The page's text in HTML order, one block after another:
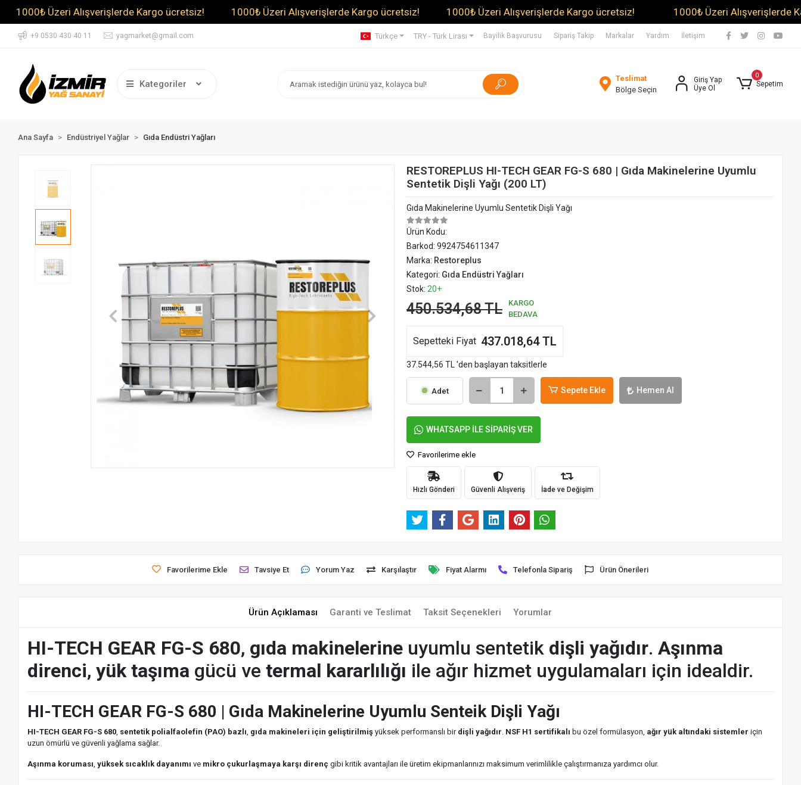
Üzeri Alışverişlerde Kargo ücretsiz! 1000₺ Üzeri Alışverişlerde Kargo ücretsiz! 1000₺ Üzeri Alışverişlerde Kargo ücretsiz! 1000₺ Üzeri Alışverişlerde Kargo
+9 0530 430 40 11 yagmarket@gmail.com Türkçe TRY - Türk Lirası Bayilik Başvurusu Sipariş Takip Markalar Yardım İletişim
Kategoriler
Teslimat
Bölge Seçin
Giriş Yap
Üye Ol
0
Sepetim
Ana Sayfa Endüstriyel Yağlar Gıda Endüstri Yağları
RESTOREPLUS HI-TECH GEAR FG-S 680 | Gıda Makinelerine Uyumlu
Sentetik Dişli Yağı (200 LT)
Gıda Makinelerine Uyumlu Sentetik Dişli Yağı
Ürün Kodu:
Barkod: 9924754611347
Marka: Restoreplus
Kategori: Gıda Endüstri Yağları
Stok: 20+
450.534,68 TL
KARGO
BEDAVA
Sepetteki Fiyat 437.018,64 TL
37.544,56 TL 'den başlayan taksitlerle
Adet Sepete Ekle Hemen Al
WHATSAPP İLE SİPARİŞ VER
Favorilerime ekle
Hızlı Gönderi Güvenli Alışveriş İade ve Değişim
Favorilerime Ekle Tavsiye Et Yorum Yaz Karşılaştır Fiyat Alarmı Telefonla Sipariş Ürün Önerileri
Ürün Açıklaması Garanti ve Teslimat Taksit Seçenekleri Yorumlar
HI-TECH GEAR FG-S 680, gıda makinelerine uyumlu sentetik dişli yağıdır.Aşınma
direnci,yük taşıma gücü vetermal kararlılığı ile ağır hizmet uygulamaları için idealdir.
HI-TECH GEAR FG-S 680 | Gıda Makinelerine Uyumlu Senteik Dişli Yağı
HI-TECH GEAR FG-S 680, sentetik polialfaolefin (PAO) bazlı, gıda makineleri için geliştirilmiş yüksek performanslı bir dişli yağıdır. NSF H1 sertifikalı bu özel formülasyon, ağır yük altındaki sistemler için
uzun ömürlü ve güvenli yağlama sağlar.
Aşınma koruması,yüksek sıcaklık dayanımı ve mikro çukurlaşmaya karşı direnç gibi kritik avantajları ile üretim ekipmanlarınızı maksimum verimlilikle çalıştırmanıza yardımcı olur.